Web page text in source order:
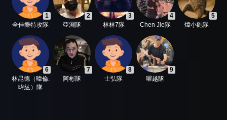
1
全佳樂特攻隊
2
亞淵隊
3
林林7隊
4
Chen Jie隊
5
煒小飽隊
6
林昆德（暐倫.
暐紘）隊
7
阿彬隊
8
士弘隊
9
曜越隊